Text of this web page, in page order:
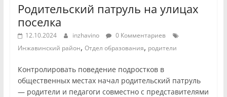
Родительский патруль на улицах
поселка
12.10.2024 inzhavino
0 Комментариев
Инжавинский район, Отдел образования, родители
Контролировать поведение подростков в
общественных местах начал родительский патруль
— родители и педагоги совместно с представителями